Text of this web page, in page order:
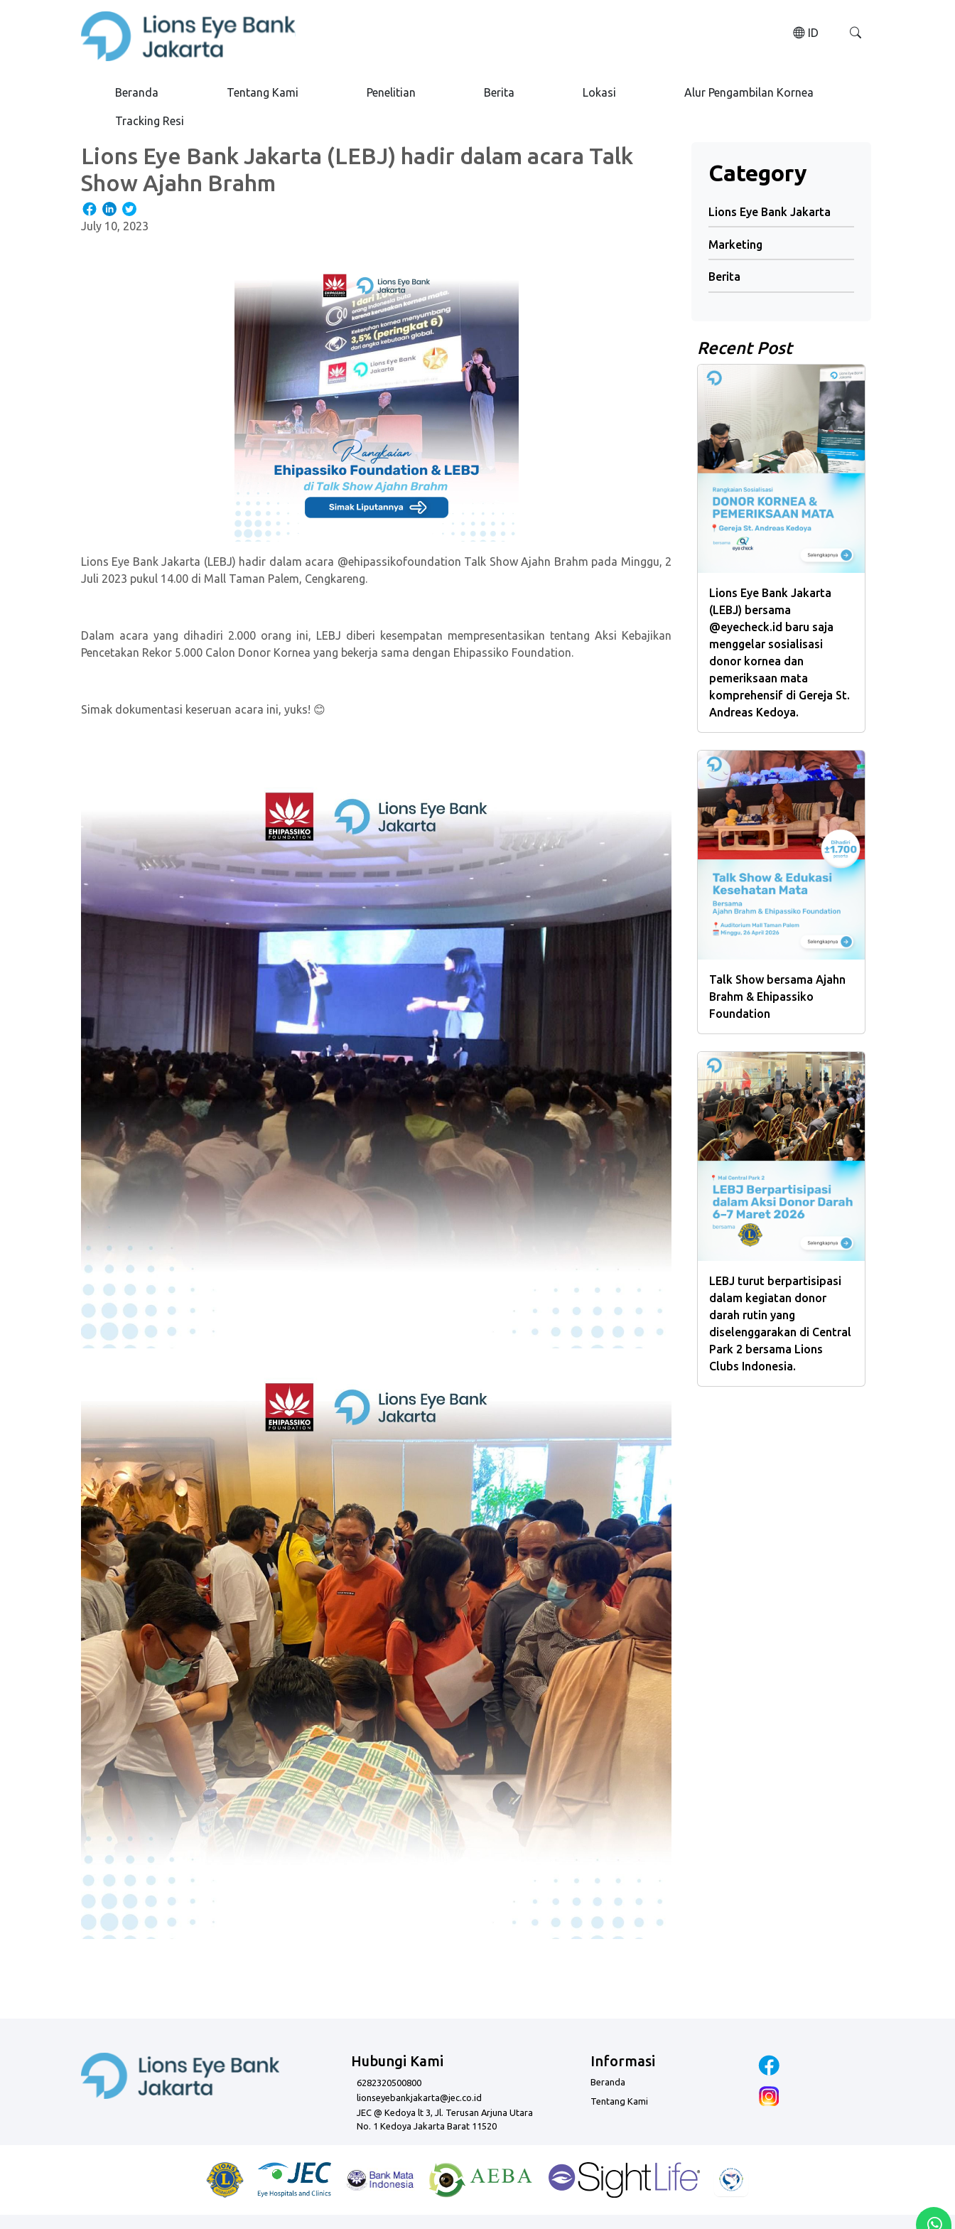
ID
Beranda Tentang Kami Penelitian Berita Lokasi Alur Pengambilan Kornea
Tracking Resi
Lions Eye Bank Jakarta (LEBJ) hadir dalam acara Talk
Show Ajahn Brahm
July 10, 2023
Lions Eye Bank Jakarta (LEBJ) hadir dalam acara @ehipassikofoundation Talk Show Ajahn Brahm pada Minggu, 2
Juli 2023 pukul 14.00 di Mall Taman Palem, Cengkareng.
Dalam acara yang dihadiri 2.000 orang ini, LEBJ diberi kesempatan mempresentasikan tentang Aksi Kebajikan
Pencetakan Rekor 5.000 Calon Donor Kornea yang bekerja sama dengan Ehipassiko Foundation.
Simak dokumentasi keseruan acara ini, yuks! 😊
Category
Lions Eye Bank Jakarta
Marketing
Berita
Recent Post
Lions Eye Bank Jakarta
(LEBJ) bersama
@eyecheck.id baru saja
menggelar sosialisasi
donor kornea dan
pemeriksaan mata
komprehensif di Gereja St.
Andreas Kedoya.
Talk Show bersama Ajahn
Brahm & Ehipassiko
Foundation
LEBJ turut berpartisipasi
dalam kegiatan donor
darah rutin yang
diselenggarakan di Central
Park 2 bersama Lions
Clubs Indonesia.
Hubungi Kami
6282320500800
lionseyebankjakarta@jec.co.id
JEC @ Kedoya lt 3, Jl. Terusan Arjuna Utara
No. 1 Kedoya Jakarta Barat 11520
Informasi
Beranda
Tentang Kami